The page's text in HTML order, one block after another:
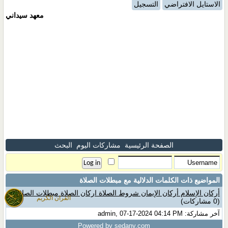
القران الكريم
الاستايل الافتراضي
التسجيل
معهد سيداني
الصفحة الرئيسية مشاركات اليوم البحث
المواضيع ذات الكلمات الدلالية مع مبطلات الصلاة
أركان الإسلام أركان الإيمان شروط الصلاة اركان الصلاة مبطلات الصلاة
(0 مشاركات)
آخر مشاركة: admin, 07-17-2024 04:14 PM
Powered by sedany.com